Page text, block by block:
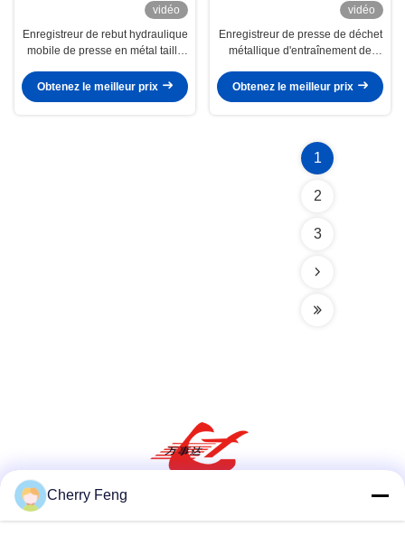
vidéo
Enregistreur de rebut hydraulique
mobile de presse en métal taille
Obtenez le meilleur prix
vidéo
Enregistreur de presse de déchet
métallique d'entraînement de
presse de grippage et de
Obtenez le meilleur prix
1
2
3
Réseaux sociaux
Cherry Feng